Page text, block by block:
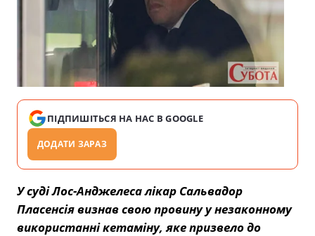
ПІДПИШІТЬСЯ НА НАС В GOOGLE
ДОДАТИ ЗАРАЗ
У суді Лос-Анджелеса лікар Сальвадор
Пласенсія визнав свою провину у незаконному
використанні кетаміну, яке призвело до